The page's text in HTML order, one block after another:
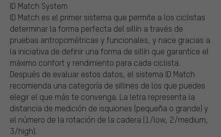
ID Match System
ID Match es el primer sistema que permite a los ciclistas
determinar la forma perfecta del sillín a través de
pruebas antropométricas y funcionales, y nace gracias a
la iniciativa de definir una forma de sillín que garantice el
máximo confort y rendimiento para cada ciclista.
Después de evaluar estos datos, el sistema ID Match
recomienda una categoría de sillines de los que puedes
elegir el que más te convenga. La letra representa la
distancia de medición de isquiones (pequeña o grande) y
el número de la rotación de la cadera (1/low, 2/medium,
3/high).